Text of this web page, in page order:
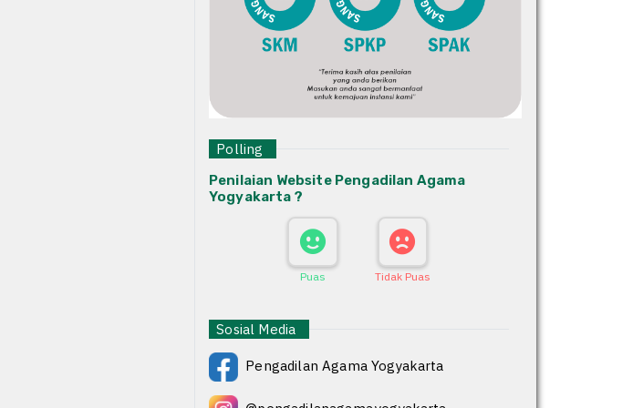
Polling
Penilaian Website Pengadilan Agama
Yogyakarta ?
Puas Tidak Puas
Sosial Media
Pengadilan Agama Yogyakarta